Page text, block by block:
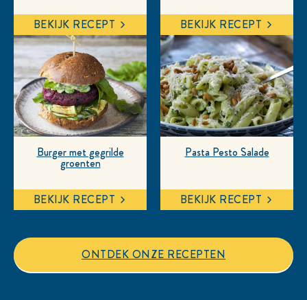
BEKIJK RECEPT BEKIJK RECEPT
Burger met gegrilde
groenten
BEKIJK RECEPT
Pasta Pesto Salade
BEKIJK RECEPT
ONTDEK ONZE RECEPTEN